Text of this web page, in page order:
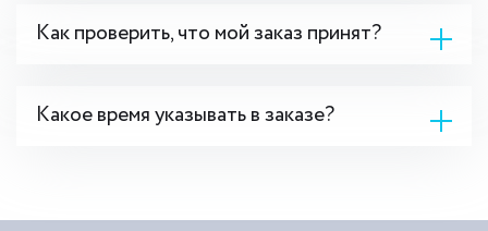
Как проверить, что мой заказ принят?
Какое время указывать в заказе?